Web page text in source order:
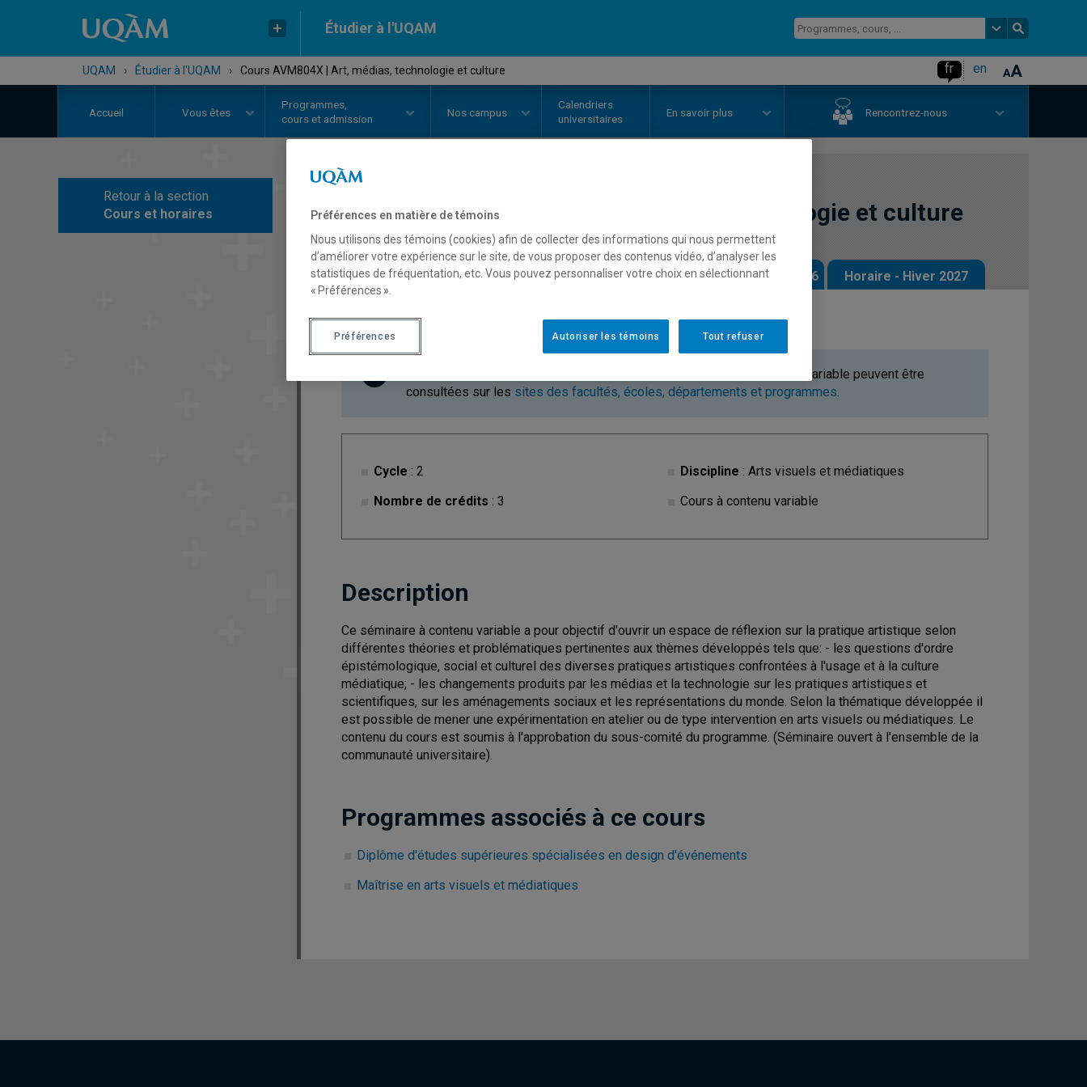
Étudier à l'UQAM
UQAM › Étudier à l'UQAM › Cours AVM804X | Art, médias, technologie et culture fr en
Accueil Vous êtes
Programmes,
cours et admission
Nos campus
Calendriers
universitaires
En savoir plus Rencontrez-nous
Retour à la section
Cours et horaires
COURS// AVM804X Art, médias, technologie et culture
Description Horaire - Été 2026 Horaire - Automne 2026 Horaire - Hiver 2027
Ce cours est à contenu variable. Les descriptions des cours à contenu variable peuvent être
consultées sur les sites des facultés, écoles, départements et programmes.
Cycle : 2
Nombre de crédits : 3
Discipline : Arts visuels et médiatiques
Cours à contenu variable
Description
Ce séminaire à contenu variable a pour objectif d'ouvrir un espace de réflexion sur la pratique artistique selon
différentes théories et problématiques pertinentes aux thèmes développés tels que: - les questions d'ordre
épistémologique, social et culturel des diverses pratiques artistiques confrontées à l'usage et à la culture
médiatique; - les changements produits par les médias et la technologie sur les pratiques artistiques et
scientifiques, sur les aménagements sociaux et les représentations du monde. Selon la thématique développée il
est possible de mener une expérimentation en atelier ou de type intervention en arts visuels ou médiatiques. Le
contenu du cours est soumis à l'approbation du sous-comité du programme. (Séminaire ouvert à l'ensemble de la
communauté universitaire).
Programmes associés à ce cours
Diplôme d'études supérieures spécialisées en design d'événements
Maîtrise en arts visuels et médiatiques
Préférences en matière de témoins
Nous utilisons des témoins (cookies) afin de collecter des informations qui nous permettent
d’améliorer votre expérience sur le site, de vous proposer des contenus vidéo, d’analyser les
statistiques de fréquentation, etc. Vous pouvez personnaliser votre choix en sélectionnant
« Préférences ».
Tout refuser
Autoriser les témoins
Préférences